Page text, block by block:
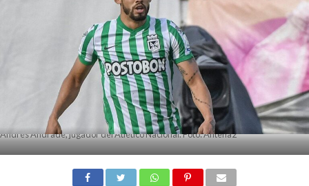
Andrés Andrade, jugador del Atlético Nacional. Foto: Antena2